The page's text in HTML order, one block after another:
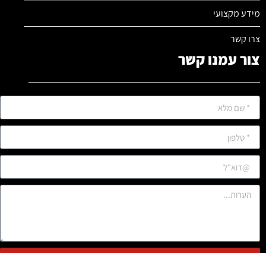
מידע מקצועי
צרו קשר
צור עמנו קשר